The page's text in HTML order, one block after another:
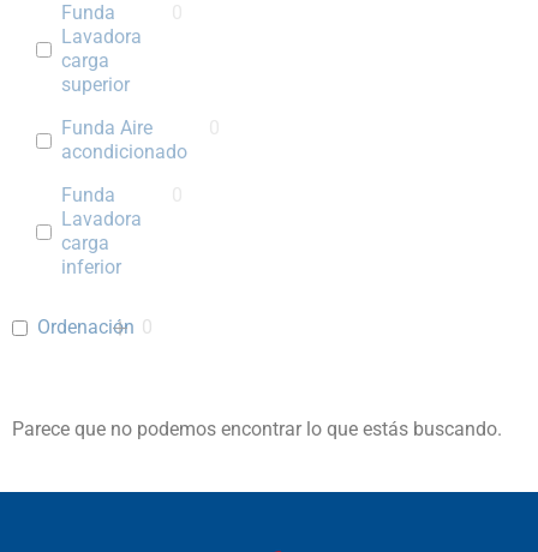
Funda
Lavadora
carga
superior
Funda Aire
acondicionado
Funda
Lavadora
carga
inferior
Ordenación 0
Parece que no podemos encontrar lo que estás buscando.